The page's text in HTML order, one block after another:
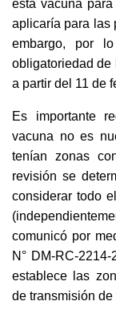
esta vacuna
aplicaría para las
embargo, por
obligatoriedad de
a partir del 11 de
Es importante
vacuna no es
tenían zonas
revisión se
considerar todo
comunicó por
N° DM-RC-
establece las
de transmisión